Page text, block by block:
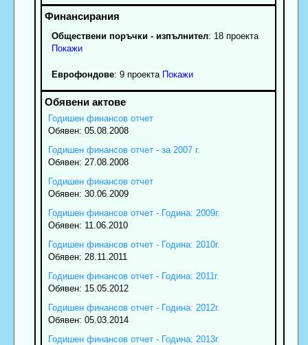
Обществени поръчки - изпълнител: 18 проекта
Покажи
Еврофондове: 9 проекта Покажи
Годишен финансов отчет
Обявен: 05.08.2008
Годишен финансов отчет - за 2007 г.
Обявен: 27.08.2008
Годишен финансов отчет
Обявен: 30.06.2009
Годишен финансов отчет - Година: 2009г.
Обявен: 11.06.2010
Годишен финансов отчет - Година: 2010г.
Обявен: 28.11.2011
Годишен финансов отчет - Година: 2011г.
Обявен: 15.05.2012
Годишен финансов отчет - Година: 2012г.
Обявен: 05.03.2014
Годишен финансов отчет - Година: 2013г.